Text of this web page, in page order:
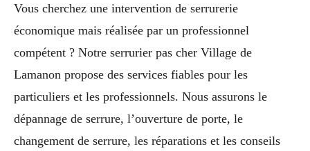
Vous cherchez une intervention de serrurerie
économique mais réalisée par un professionnel
compétent ? Notre serrurier pas cher Village de
Lamanon propose des services fiables pour les
particuliers et les professionnels. Nous assurons le
dépannage de serrure, l’ouverture de porte, le
changement de serrure, les réparations et les conseils